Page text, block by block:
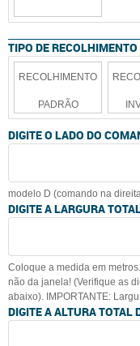
TIPO DE RECOLHIMENTO
RECOLHIMENTO
PADRÃO
DIGITE O LADO DO
modelo D (comando na
DIGITE A LARGURA
Coloque a medida em
não da janela! (Verifique as
abaixo). IMPORTANTE:
DIGITE A ALTURA TOTAL